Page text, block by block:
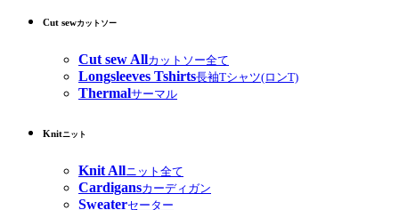
Cut sewカットソー
Cut sew Allカットソー全て
Longsleeves Tshirts長袖Tシャツ(ロンT)
Thermalサーマル
Knitニット
Knit Allニット全て
Cardigansカーディガン
Sweaterセーター